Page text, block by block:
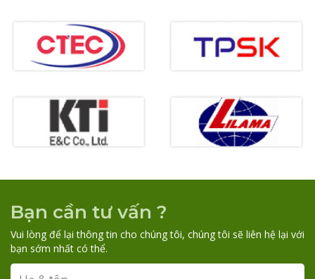
Bạn cần tư vấn ?
Vui lòng để lại thông tin cho chúng tôi, chúng tôi sẽ liên hệ lại với
bạn sớm nhất có thể.